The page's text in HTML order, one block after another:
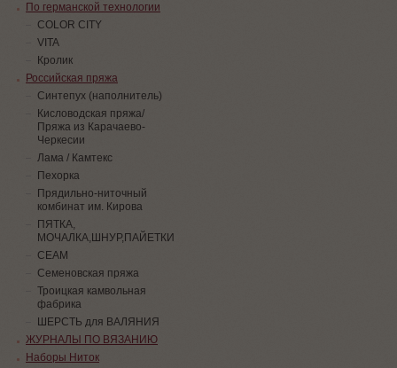
По германской технологии
COLOR CITY
VITA
Кролик
Российская пряжа
Синтепух (наполнитель)
Кисловодская пряжа/
Пряжа из Карачаево-
Черкесии
Лама / Камтекс
Пехорка
Прядильно-ниточный
комбинат им. Кирова
ПЯТКА,
МОЧАЛКА,ШНУР,ПАЙЕТКИ
СЕАМ
Семеновская пряжа
Троицкая камвольная
фабрика
ШЕРСТЬ для ВАЛЯНИЯ
ЖУРНАЛЫ ПО ВЯЗАНИЮ
Наборы Ниток